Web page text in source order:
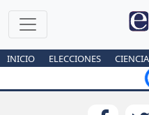
INICIO ELECCIONES CIENCIA